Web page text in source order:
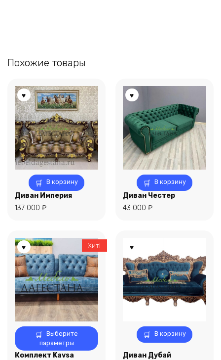
Похожие товары
В корзину
Диван Империя
137 000 ₽
В корзину
Диван Честер
43 000 ₽
Выберите
параметры
Этот
товар
имеет
Хит!
Комплект Kavsa
В корзину
Диван Дубай